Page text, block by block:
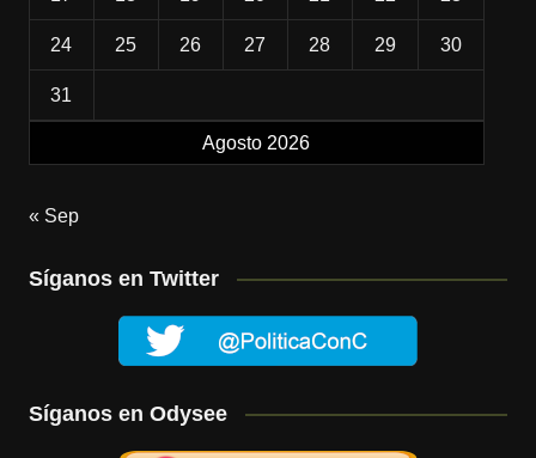
Agosto 2026
24 25 26 27 28 29 30
31
« Sep
Síganos en Twitter
Síganos en Odysee